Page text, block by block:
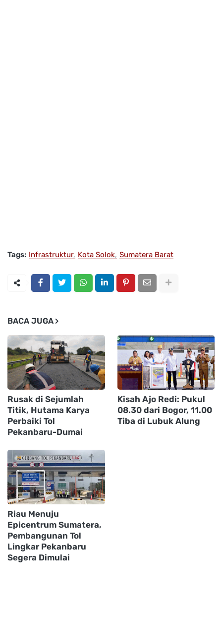
Tags: Infrastruktur Kota Solok Sumatera Barat
BACA JUGA
Rusak di Sejumlah
Titik, Hutama Karya
Perbaiki Tol
Pekanbaru-Dumai
Kisah Ajo Redi: Pukul
08.30 dari Bogor, 11.00
Tiba di Lubuk Alung
Riau Menuju
Epicentrum Sumatera,
Pembangunan Tol
Lingkar Pekanbaru
Segera Dimulai